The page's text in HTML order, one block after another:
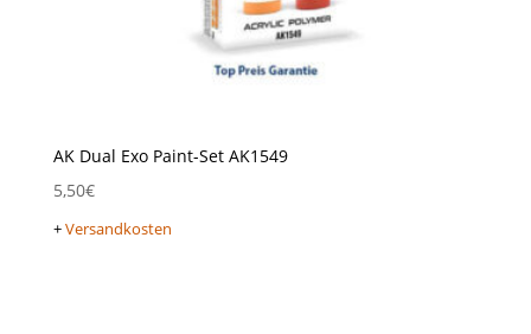
AK Dual Exo Paint-Set AK1549
5,50€
+Versandkosten